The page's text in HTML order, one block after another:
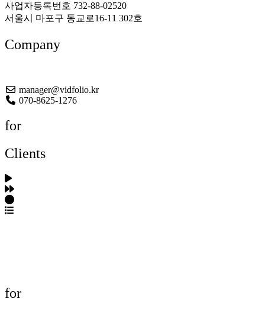
사업자등록번호 732-88-02520
서울시 마포구 동교로16-11 302호
Company
manager@vidfolio.kr
070-8625-1276
for
Clients
for